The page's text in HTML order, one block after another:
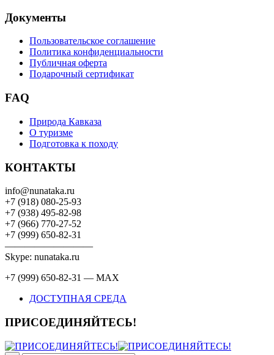
Документы
Пользовательское соглашение
Политика конфиденциальности
Публичная оферта
Подарочный сертификат
FAQ
Природа Кавказа
О туризме
Подготовка к походу
КОНТАКТЫ
info@nunataka.ru
+7 (918) 080-25-93
+7 (938) 495-82-98
+7 (966) 770-27-52
+7 (999) 650-82-31
—————————
Skype: nunataka.ru
+7 (999) 650-82-31 — MAX
ДОСТУПНАЯ СРЕДА
ПРИСОЕДИНЯЙТЕСЬ!